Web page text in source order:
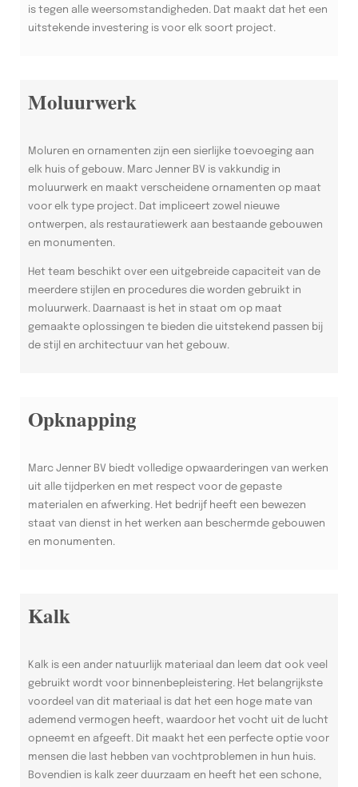
is tegen alle weersomstandigheden. Dat maakt dat het een
uitstekende investering is voor elk soort project.
Moluurwerk
Moluren en ornamenten zijn een sierlijke toevoeging aan
elk huis of gebouw. Marc Jenner BV is vakkundig in
moluurwerk en maakt verscheidene ornamenten op maat
voor elk type project. Dat impliceert zowel nieuwe
ontwerpen, als restauratiewerk aan bestaande gebouwen
en monumenten.
Het team beschikt over een uitgebreide capaciteit van de
meerdere stijlen en procedures die worden gebruikt in
moluurwerk. Daarnaast is het in staat om op maat
gemaakte oplossingen te bieden die uitstekend passen bij
de stijl en architectuur van het gebouw.
Opknapping
Marc Jenner BV biedt volledige opwaarderingen van werken
uit alle tijdperken en met respect voor de gepaste
materialen en afwerking. Het bedrijf heeft een bewezen
staat van dienst in het werken aan beschermde gebouwen
en monumenten.
Kalk
Kalk is een ander natuurlijk materiaal dan leem dat ook veel
gebruikt wordt voor binnenbepleistering. Het belangrijkste
voordeel van dit materiaal is dat het een hoge mate van
ademend vermogen heeft, waardoor het vocht uit de lucht
opneemt en afgeeft. Dit maakt het een perfecte optie voor
mensen die last hebben van vochtproblemen in hun huis.
Bovendien is kalk zeer duurzaam en heeft het een schone,